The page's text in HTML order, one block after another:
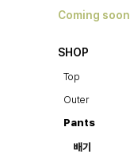
Coming soon
SHOP
Top
Outer
Pants
배기